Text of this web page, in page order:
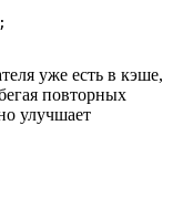
уже есть в кэше,
повторных
улучшает